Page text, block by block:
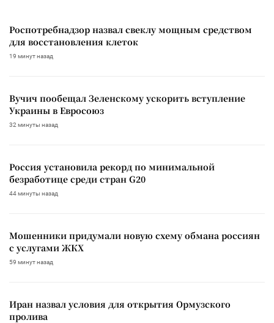
Роспотребнадзор назвал свеклу мощным средством
для восстановления клеток
19 минут назад
Вучич пообещал Зеленскому ускорить вступление
Украины в Евросоюз
32 минуты назад
Россия установила рекорд по минимальной
безработице среди стран G20
44 минуты назад
Мошенники придумали новую схему обмана россиян
с услугами ЖКХ
59 минут назад
Иран назвал условия для открытия Ормузского
пролива